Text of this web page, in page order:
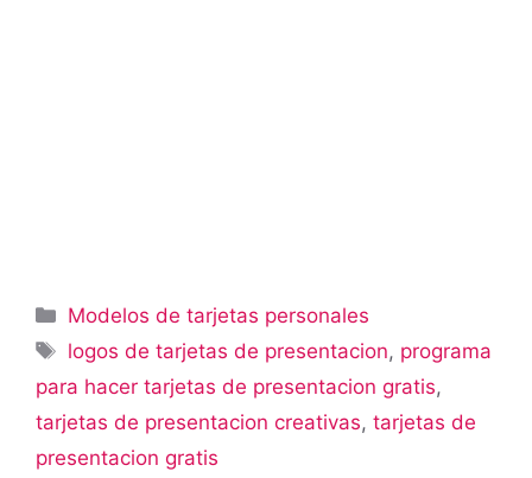
Categorías
Modelos de tarjetas personales
Etiquetas
logos de tarjetas de presentacion, programa
para hacer tarjetas de presentacion gratis,
tarjetas de presentacion creativas, tarjetas de
presentacion gratis